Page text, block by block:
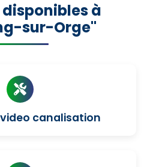
à
sur-Orge"
canalisation